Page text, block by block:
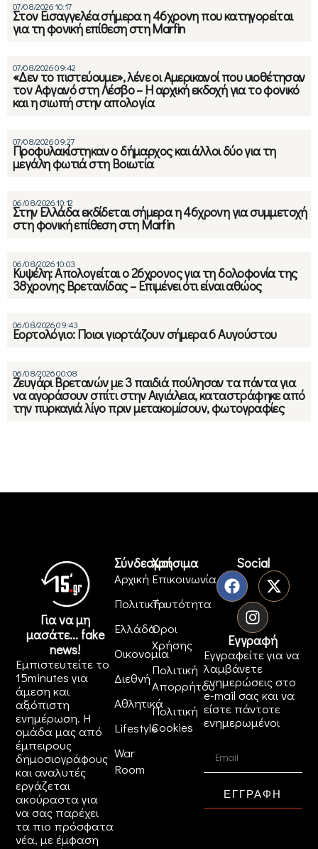
07/08/2026 10:17
Στον Εισαγγελέα σήμερα η 46χρονη που κατηγορείται
για τη φονική επίθεση στη Marfin
07/08/2026 09:42
«Δεν το πιστεύουμε», λένε οι Αμερικανοί που υιοθέτησαν
τον Αφγανό στη Λέσβο – Η αρχική εκδοχή για το φονικό
και η σιωπή στην απολογία
07/08/2026 09:27
Προφυλακίστηκαν ο δήμαρχος και άλλοι δύο για τη
μεγάλη φωτιά στη Βοιωτία
06/08/2026 10:12
Στην Ελλάδα εκδίδεται σήμερα η 46χρονη για συμμετοχή
στη φονική επίθεση στη Marfin
06/08/2026 10:03
Κυψέλη: Απολογείται ο 26χρονος για τη δολοφονία της
38χρονης Βρετανίδας – Επιμένει ότι είναι αθώος
06/08/2026 09:43
Εορτολόγιο: Ποιοι γιορτάζουν σήμερα 6 Αυγούστου
06/08/2026 00:08
Ζευγάρι Βρετανών με 3 παιδιά πούλησαν τα πάντα για
να αγοράσουν σπίτι στην Αιγιάλεια, καταστράφηκε από
την πυρκαγιά λίγο πριν μετακομίσουν, φωτογραφίες
Για να μη
μασάτε... fake
news!
Εμπιστευτείτε το
15minutes για
άμεση και
αξιόπιστη
ενημέρωση. Η
ομάδα μας από
έμπειρους
δημοσιογράφους
και αναλυτές
εργάζεται
ακούραστα για
να σας παρέχει
τα πιο πρόσφατα
νέα, με έμφαση
Σύνδεσμοι
Αρχική
Πολιτική
Ελλάδα
Οικονομία
Διεθνή
Αθλητικά
Lifestyle
War
Room
Χρήσιμα
Επικοινωνία
Ταυτότητα
Όροι
Χρήσης
Πολιτική
Απορρήτου
Πολιτική
Cookies
Social
Εγγραφή
Εγγραφείτε για να
λαμβάνετε
ενημερώσεις στο
e-mail σας και να
είστε πάντοτε
ενημερωμένοι
ΕΓΓΡΑΦΗ